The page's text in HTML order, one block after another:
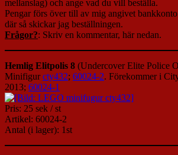
mellanslag) och ange vad du vill beställa.
Pengar förs över till av mig angivet
där så skickar jag beställningen.
Frågor?: Skriv en kommentar, här nedan.
Hemlig Elitpolis 8 (Undercover Elite Police
Minifigurcty432; 60024-2. Förekommer i
2013; 60024-1
Pris: 25 sek / st
Artikel: 60024-2
Antal (i lager): 1st